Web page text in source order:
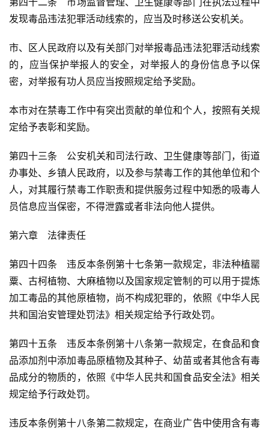
发现毒品违法犯罪活动线索的，应当及时移送公安机关。
市、区人民政府以及有关部门对举报毒品违法犯罪活动线索
的，应当保护举报人的安全，对举报人的身份信息予以保
密，对举报有功人员应当按照规定给予奖励。
本市对在禁毒工作中有突出贡献的单位和个人，按照有关规
定给予表彰和奖励。
第四十三条　公安机关和司法行政、卫生健康等部门，街道
办事处、乡镇人民政府，以及参与禁毒工作的其他单位和个
人，对其履行禁毒工作职责和提供服务过程中知悉的吸毒人
员信息应当保密，不得泄露或者非法向他人提供。
第六章　法律责任
第四十四条　违反本条例第十七条第一款规定，非法种植罂
粟、古柯植物、大麻植物以及国家规定管制的可以用于提炼
加工毒品的其他原植物，尚不构成犯罪的，依照《中华人民
共和国治安管理处罚法》相关规定给予行政处罚。
第四十五条　违反本条例第十八条第一款规定，在食品和食
品添加剂中添加毒品原植物及其种子、幼苗或者其他含有毒
品成分的物质的，依照《中华人民共和国食品安全法》相关
规定给予行政处罚。
违反本条例第十八条第二款规定，在商业广告中使用含有毒